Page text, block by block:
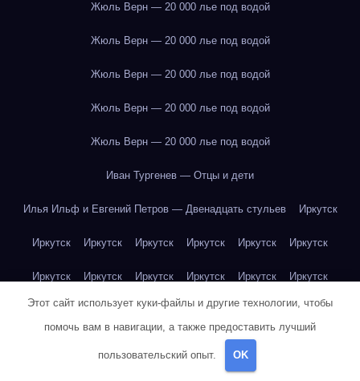
Жюль Верн — 20 000 лье под водой
Жюль Верн — 20 000 лье под водой
Жюль Верн — 20 000 лье под водой
Жюль Верн — 20 000 лье под водой
Жюль Верн — 20 000 лье под водой
Иван Тургенев — Отцы и дети
Илья Ильф и Евгений Петров — Двенадцать стульев Иркутск
Иркутск Иркутск Иркутск Иркутск Иркутск Иркутск
Иркутск Иркутск Иркутск Иркутск Иркутск Иркутск
Иркутск Иркутск Иркутск Иркутск Иркутск Иркутск
Иркутск Йогурт
Этот сайт использует куки-файлы и другие технологии, чтобы
помочь вам в навигации, а также предоставить лучший
пользовательский опыт. OK